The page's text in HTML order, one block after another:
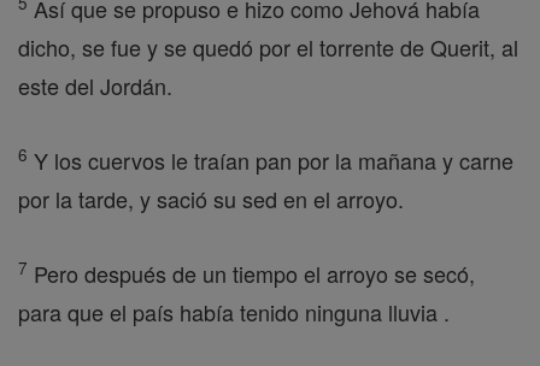
Así que se propuso e hizo como Jehová había
dicho, se fue y se quedó por el torrente de Querit, al
este del Jordán.
6 Y los cuervos le traían pan por la mañana y carne
por la tarde, y sació su sed en el arroyo.
7 Pero después de un tiempo el arroyo se secó,
para que el país había tenido ninguna lluvia .